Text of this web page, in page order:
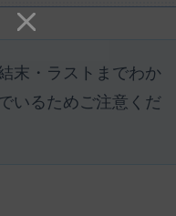
末・ラストまでわか
いるためご注意くだ